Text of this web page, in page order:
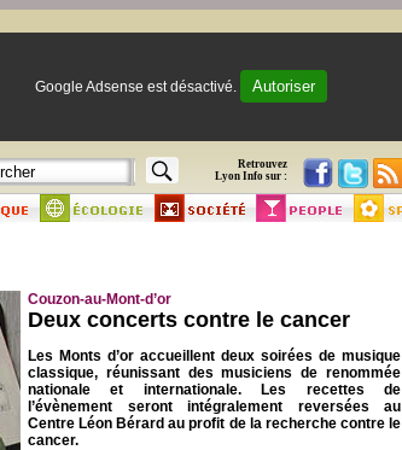
Google Adsense est désactivé. Autoriser
Retrouvez
Lyon Info sur :
Couzon-au-Mont-d’or
Deux concerts contre le cancer
Les Monts d’or accueillent deux soirées de musique
classique, réunissant des musiciens de renommée
nationale et internationale. Les recettes de
l’évènement seront intégralement reversées au
Centre Léon Bérard au profit de la recherche contre le
cancer.